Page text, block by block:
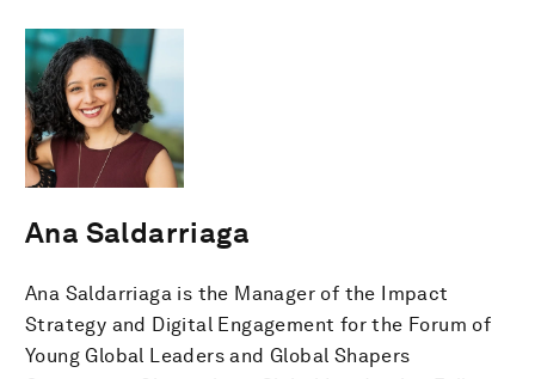
Ana Saldarriaga
Ana Saldarriaga is the Manager of the Impact
Strategy and Digital Engagement for the Forum of
Young Global Leaders and Global Shapers